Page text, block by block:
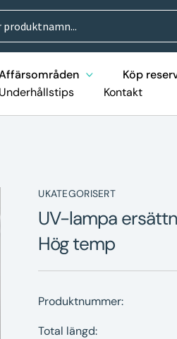
Köp
Underhållstips
Kontakt
UKATEGORISERT
UV-lampa
Hög temp
Produktnummer:
Total längd: